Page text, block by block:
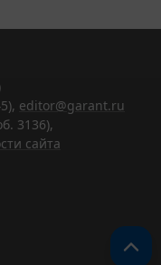
editor@garant.ru
3136),
сайта